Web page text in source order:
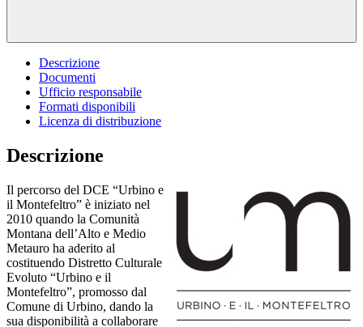
Descrizione
Documenti
Ufficio responsabile
Formati disponibili
Licenza di distribuzione
Descrizione
Il percorso del DCE “Urbino e
il Montefeltro” è iniziato nel
2010 quando la Comunità
Montana dell’Alto e Medio
Metauro ha aderito al
costituendo Distretto Culturale
Evoluto “Urbino e il
Montefeltro”, promosso dal
Comune di Urbino, dando la
sua disponibilità a collaborare